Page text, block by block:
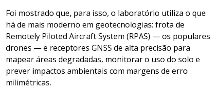
Foi mostrado que, para isso, o laboratório utiliza o que
há de mais moderno em geotecnologias: frota de
Remotely Piloted Aircraft System (RPAS) — os populares
drones — e receptores GNSS de alta precisão para
mapear áreas degradadas, monitorar o uso do solo e
prever impactos ambientais com margens de erro
milimétricas.